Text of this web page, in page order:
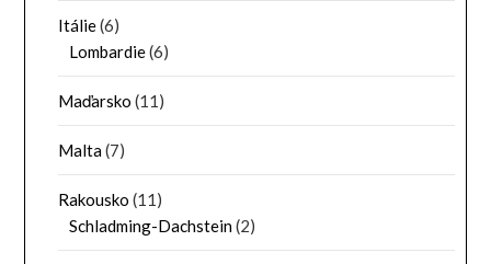
Itálie(6)
Lombardie(6)
Maďarsko (11)
Malta(7)
Rakousko (11)
Schladming-Dachstein(2)